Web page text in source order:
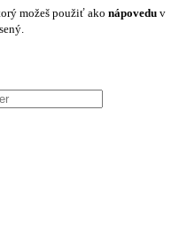
možeš použiť ako nápovedu v